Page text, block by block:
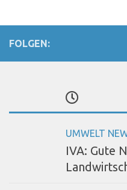
FOLGEN:
UMWELT
IVA: Gute